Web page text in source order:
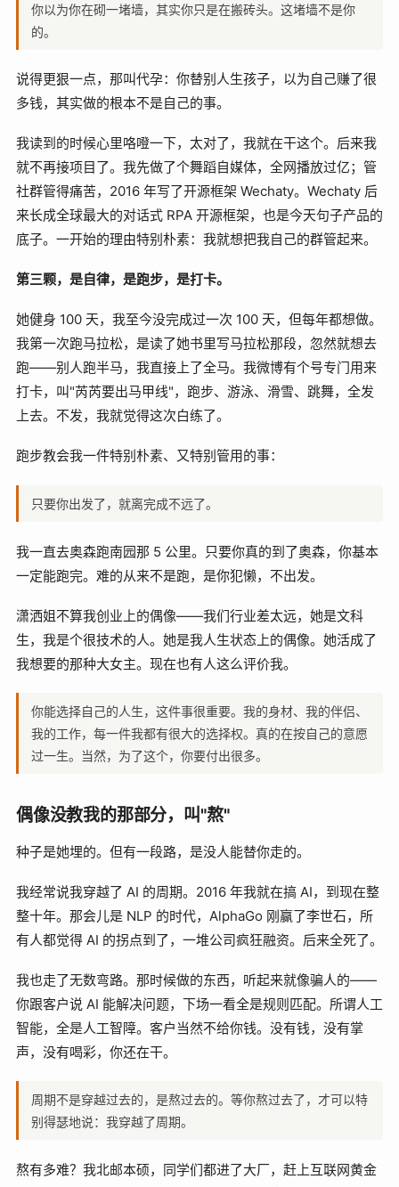
你以为你在砌一堵墙，其实你只是在搬砖头。这堵墙不是你
的。
说得更狠一点，那叫代孕：你替别人生孩子，以为自己赚了很
多钱，其实做的根本不是自己的事。
我读到的时候心里咯噔一下，太对了，我就在干这个。后来我
就不再接项目了。我先做了个舞蹈自媒体，全网播放过亿；管
社群管得痛苦，2016 年写了开源框架 Wechaty。Wechaty 后
来长成全球最大的对话式 RPA 开源框架，也是今天句子产品的
底子。一开始的理由特别朴素：我就想把我自己的群管起来。
第三颗，是自律，是跑步，是打卡。
她健身 100 天，我至今没完成过一次 100 天，但每年都想做。
我第一次跑马拉松，是读了她书里写马拉松那段，忽然就想去
跑——别人跑半马，我直接上了全马。我微博有个号专门用来
打卡，叫"芮芮要出马甲线"，跑步、游泳、滑雪、跳舞，全发
上去。不发，我就觉得这次白练了。
跑步教会我一件特别朴素、又特别管用的事：
只要你出发了，就离完成不远了。
我一直去奥森跑南园那 5 公里。只要你真的到了奥森，你基本
一定能跑完。难的从来不是跑，是你犯懒，不出发。
潇洒姐不算我创业上的偶像——我们行业差太远，她是文科
生，我是个很技术的人。她是我人生状态上的偶像。她活成了
我想要的那种大女主。现在也有人这么评价我。
你能选择自己的人生，这件事很重要。我的身材、我的伴侣、
我的工作，每一件我都有很大的选择权。真的在按自己的意愿
过一生。当然，为了这个，你要付出很多。
偶像没教我的那部分，叫"熬"
种子是她埋的。但有一段路，是没人能替你走的。
我经常说我穿越了 AI 的周期。2016 年我就在搞 AI，到现在整
整十年。那会儿是 NLP 的时代，AlphaGo 刚赢了李世石，所
有人都觉得 AI 的拐点到了，一堆公司疯狂融资。后来全死了。
我也走了无数弯路。那时候做的东西，听起来就像骗人的——
你跟客户说 AI 能解决问题，下场一看全是规则匹配。所谓人工
智能，全是人工智障。客户当然不给你钱。没有钱，没有掌
声，没有喝彩，你还在干。
周期不是穿越过去的，是熬过去的。等你熬过去了，才可以特
别得瑟地说：我穿越了周期。
熬有多难？我北邮本硕，同学们都进了大厂，赶上互联网黄金